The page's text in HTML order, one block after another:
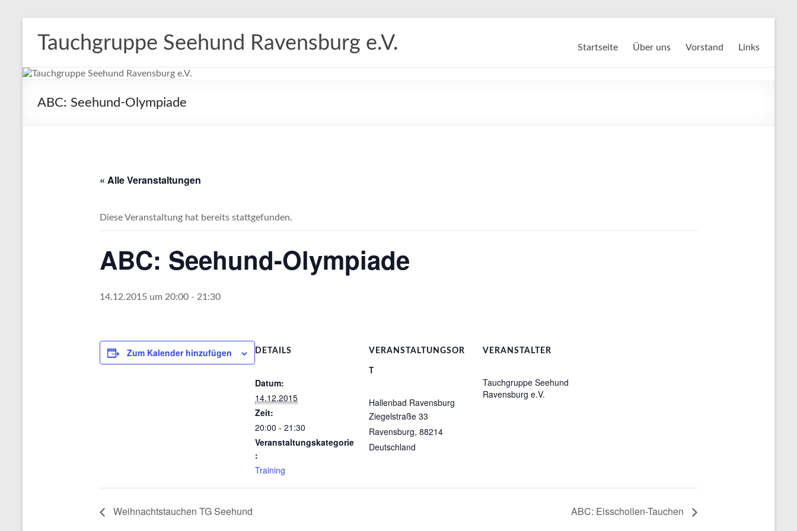
Inhalt
springen
Tauchgruppe Seehund Ravensburg e.V. Startseite Über uns Vorstand Links
ABC: Seehund-Olympiade
« Alle Veranstaltungen
Diese Veranstaltung hat bereits stattgefunden.
ABC: Seehund-Olympiade
14.12.2015 um 20:00 - 21:30
Zum Kalender hinzufügen DETAILS
Datum:
14.12.2015
Zeit:
20:00 - 21:30
Veranstaltungskategorie
:
Training
VERANSTALTUNGSOR
Hallenbad Ravensburg
Ziegelstraße 33
Ravensburg, 88214
Deutschland
VERANSTALTER
Tauchgruppe Seehund
Ravensburg e.V.
Weihnachtstauchen TG Seehund ABC: Eisschollen-Tauchen